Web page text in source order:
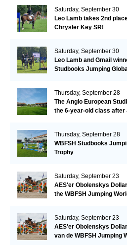
Saturday, September 30
Leo Lamb takes 2nd
Chrysler Key SR!
Saturday, September 30
Leo Lamb and Gmail
Studbooks Jumping
Thursday, September 28
The Anglo European
the 6-year-old class
Thursday, September 28
WBFSH Studbooks
Trophy
Saturday, September 23
AES'er Obolenskys
the WBFSH Jumping
Saturday, September 23
AES'er Obolenskys
van de WBFSH Jumping